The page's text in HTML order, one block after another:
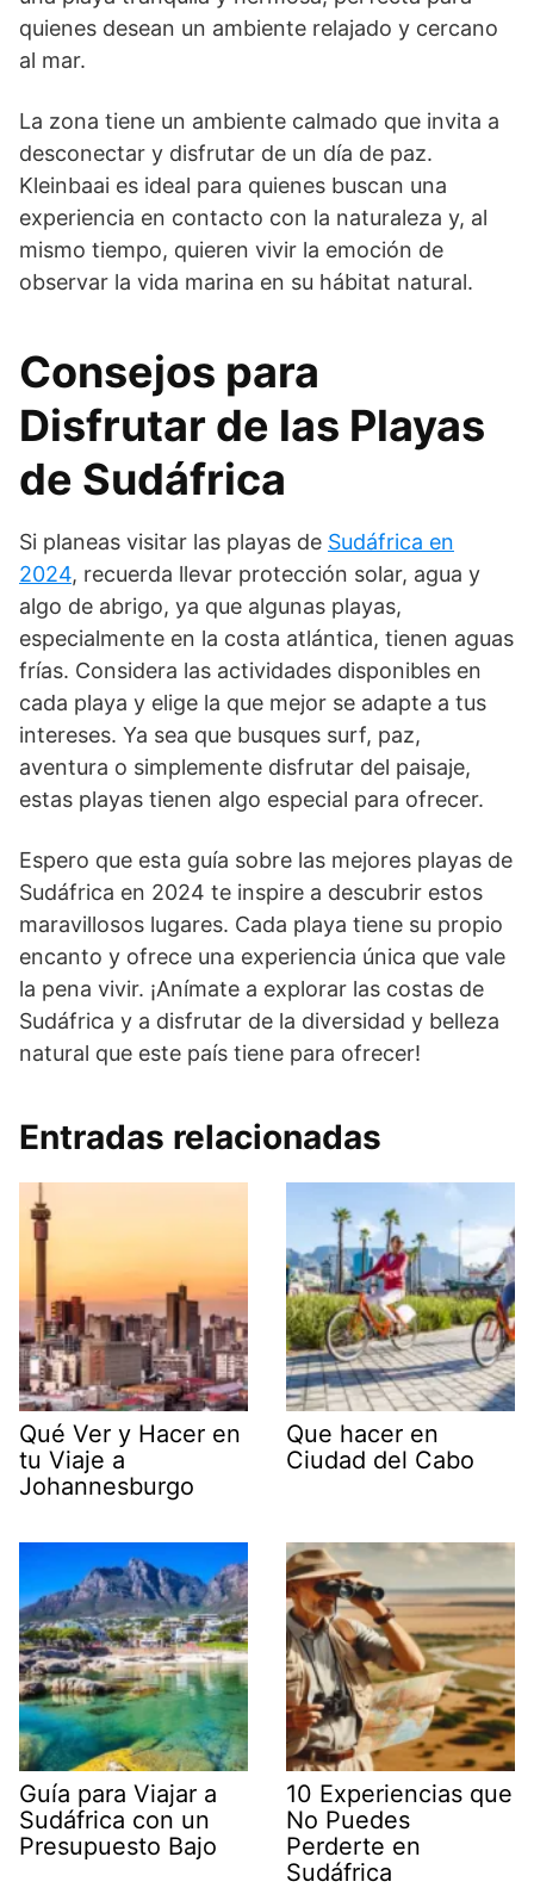
quienes desean un ambiente relajado y cercano
al mar.
La zona tiene un ambiente calmado que invita a
desconectar y disfrutar de un día de paz.
Kleinbaai es ideal para quienes buscan una
experiencia en contacto con la naturaleza y, al
mismo tiempo, quieren vivir la emoción de
observar la vida marina en su hábitat natural.
Consejos para
Disfrutar de las Playas
de Sudáfrica
Si planeas visitar las playas de Sudáfrica en
2024, recuerda llevar protección solar, agua y
algo de abrigo, ya que algunas playas,
especialmente en la costa atlántica, tienen aguas
frías. Considera las actividades disponibles en
cada playa y elige la que mejor se adapte a tus
intereses. Ya sea que busques surf, paz,
aventura o simplemente disfrutar del paisaje,
estas playas tienen algo especial para ofrecer.
Espero que esta guía sobre las mejores playas de
Sudáfrica en 2024 te inspire a descubrir estos
maravillosos lugares. Cada playa tiene su propio
encanto y ofrece una experiencia única que vale
la pena vivir. ¡Anímate a explorar las costas de
Sudáfrica y a disfrutar de la diversidad y belleza
natural que este país tiene para ofrecer!
Entradas relacionadas
Qué Ver y Hacer en
tu Viaje a
Johannesburgo
Que hacer en
Ciudad del Cabo
Guía para Viajar a
Sudáfrica con un
Presupuesto Bajo
10 Experiencias que
No Puedes
Perderte en
Sudáfrica